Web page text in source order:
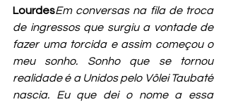
LourdesEm conversas na fila de troca
de ingressos que surgiu a vontade de
fazer uma torcida e assim começou o
meu sonho. Sonho que se tornou
realidade é a Unidos pelo Vôlei Taubaté
nascia. Eu que dei o nome a essa